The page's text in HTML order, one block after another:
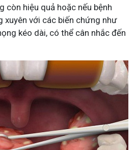
còn hiệu quả hoặc nếu bệnh
xuyên với các biến chứng như
kéo dài, có thể cân nhắc đến